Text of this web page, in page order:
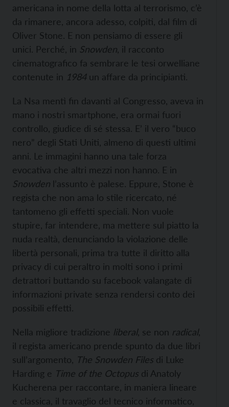
americana in nome della lotta al terrorismo, c’è
da rimanere, ancora adesso, colpiti, dal film di
Oliver Stone. E non pensiamo di essere gli
unici. Perché, in Snowden , il racconto
cinematografico fa sembrare le tesi orwelliane
contenute in 1984un affare da principianti.
La Nsa mentì fin davanti al Congresso, aveva in
mano i nostri smartphone, era ormai fuori
controllo, giudice di sé stessa. E’ il vero “buco
nero” degli Stati Uniti, almeno di questi ultimi
anni. Le immagini hanno una tale forza
evocativa che altri mezzi non hanno. E in
Snowden l’assunto è palese. Eppure, Stone è
regista che non ama lo stile ricercato, né
tantomeno gli effetti speciali. Non vuole
stupire, far intendere, ma mettere sul piatto la
nuda realtà, denunciando la violazione delle
libertà personali, prima tra tutte il diritto alla
privacy di cui peraltro in molti sono i primi
detrattori buttando su facebook valangate di
informazioni private senza rendersi conto dei
possibili effetti.
Nella migliore tradizione liberal, se non radical,
il regista americano prende spunto da due libri
sull’argomento,
The Snowden Files di Luke
Harding e Time of the Octopus di Anatoly
Kucherena per raccontare, in maniera lineare
e classica, il travaglio del tecnico informatico,